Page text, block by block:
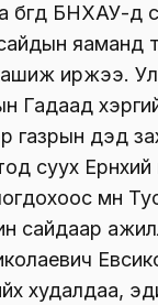
БНХАУ-д
яаманд
иржээ.
Гадаад
газрын дэд
суух Ерөнхий
өмнө
сайдаар
худалдаа,